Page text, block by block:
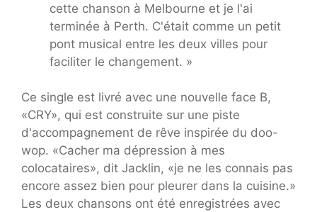
cette chanson à Melbourne et je l'ai
terminée à Perth. C'était comme un petit
pont musical entre les deux villes pour
faciliter le changement. »
Ce single est livré avec une nouvelle face B,
«CRY», qui est construite sur une piste
d'accompagnement de rêve inspirée du doo-
wop. «Cacher ma dépression à mes
colocataires», dit Jacklin, «je ne les connais pas
encore assez bien pour pleurer dans la cuisine.»
Les deux chansons ont été enregistrées avec